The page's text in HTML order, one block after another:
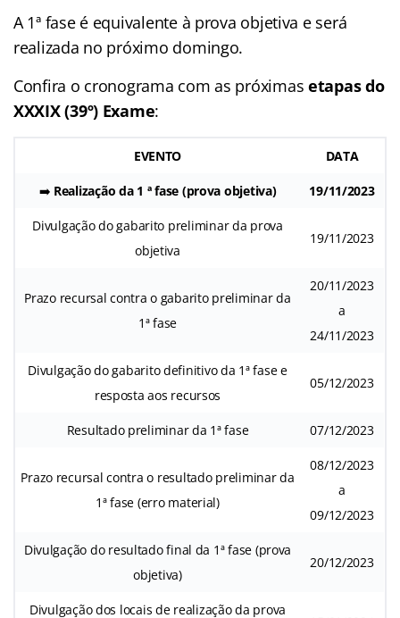
A 1ª fase é equivalente à prova objetiva e será
realizada no próximo domingo.
Confira o cronograma com as próximasetapas do
XXXIX (39º) Exame:
EVENTO DATA
➡️ Realização da 1 ª fase (prova objetiva) 19/11/2023
Divulgação do gabarito preliminar da prova
objetiva
19/11/2023
Prazo recursal contra o gabarito preliminar da
1ª fase
20/11/2023
a
24/11/2023
Divulgação do gabarito definitivo da 1ª fase e
resposta aos recursos
05/12/2023
Resultado preliminar da 1ª fase 07/12/2023
Prazo recursal contra o resultado preliminar da
1ª fase (erro material)
08/12/2023
a
09/12/2023
Divulgação do resultado final da 1ª fase (prova
objetiva)
20/12/2023
Divulgação dos locais de realização da prova